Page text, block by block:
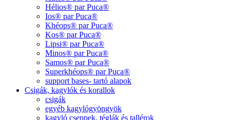
Hélios® par Puca®
Ios® par Puca®
Khéops® par Puca®
Kos® par Puca®
Lipsi® par Puca®
Minos® par Puca®
Samos® par Puca®
Superkhéops® par Puca®
support bases- tartó alapok
Csigák, kagylók és korallok
csigák
egyéb kagylógyöngyök
kagyló cseppek, téglák és tallérok